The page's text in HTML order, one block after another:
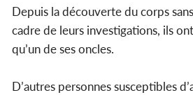
Depuis la découverte du corps
cadre de leurs investigations, ils
qu’un de ses oncles.
D’autres personnes susceptibles